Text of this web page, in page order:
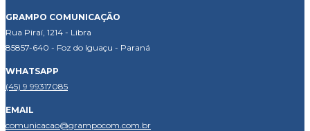
GRAMPO COMUNICAÇÃO
Rua Piraí, 1214 - Libra
85857-640 - Foz do Iguaçu - Paraná
WHATSAPP
(45) 9 99317085
EMAIL
comunicacao@grampocom.com.br